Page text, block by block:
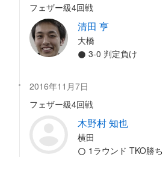
フェザー級4回戦
清田 亨
大橋
3-0 判定負け
2016年11月7日
フェザー級4回戦
木野村 知也
横田
1ラウンド TKO勝ち